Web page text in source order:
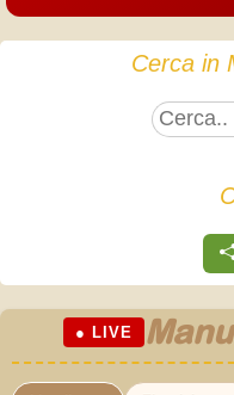
Cerca in
● LIVE